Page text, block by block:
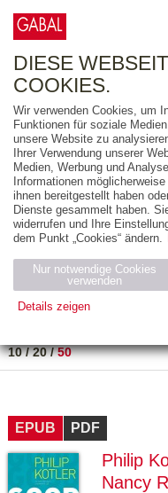
FREITEXT
AUSGABEART
AUS DER REIHE
ZUM THEMA
Neuerscheinung
PREIS
10/20/50
EPUB PDF
Philip
Nancy
DIESE
COOKIES.
Wir verwenden Cookies, um
Funktionen für soziale
unsere Website zu
Ihrer Verwendung unserer
Medien, Werbung und
Informationen
ihnen bereitgestellt haben
Dienste gesammelt haben.
widerrufen und Ihre
dem Punkt „Cookies“ ändern.
Nur notwendige Cookies
verwenden
Details zeigen
Name Zweck
ESSION
_ID
verlag.
de
GV_CO
OKIES
gabal-
Speichert
Domäne.